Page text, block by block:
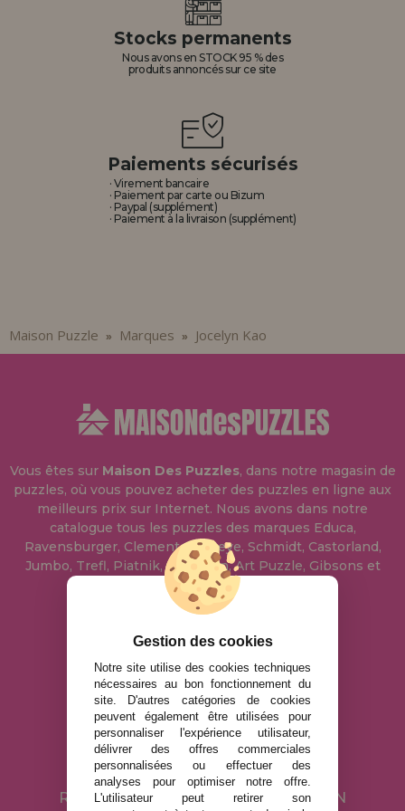
ENREGISTREMENT DISTRIBUTEUR
Stocks permanents
Nous avons en STOCK 95 % des
produits annoncés sur ce site
Paiements sécurisés
· Virement bancaire
· Paiement par carte ou Bizum
· Paypal (supplément)
· Paiement à la livraison (supplément)
Maison Puzzle » Marques » Jocelyn Kao
Vous êtes sur Maison Des Puzzles, dans notre magasin de
puzzles, où vous pouvez acheter des puzzles en ligne aux
meilleurs prix sur Internet. Nous avons dans notre
catalogue tous les puzzles des marques Educa,
Ravensburger, Clementoni, Heye, Schmidt, Castorland,
Jumbo, Trefl, Piatnik, Anatolian, Art Puzzle, Gibsons et
bien d'autres.
info@maisondespuzzles.fr
MENTIONS LÉGALES
POLITIQUE DE CONFIDENTIALITÉ
POLITIQUE DE COOKIES
LIVRAISON ET RETOUR
RETOURS / DROIT DE RÉTRACTATION
Gestion des cookies
Notre site utilise des cookies techniques
nécessaires au bon fonctionnement du
site. D'autres catégories de cookies
peuvent également être utilisées pour
personnaliser l'expérience utilisateur,
délivrer des offres commerciales
personnalisées ou effectuer des
analyses pour optimiser notre offre.
L'utilisateur peut retirer son